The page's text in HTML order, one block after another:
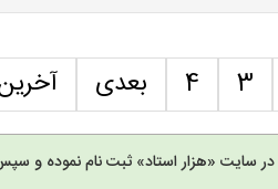
3
4 بعدی
در سایت «هزار استاد» ثبت نام نموده و